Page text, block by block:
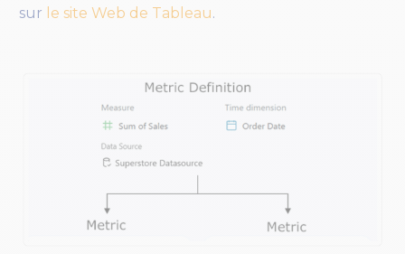
sur le site Web de Tableau.